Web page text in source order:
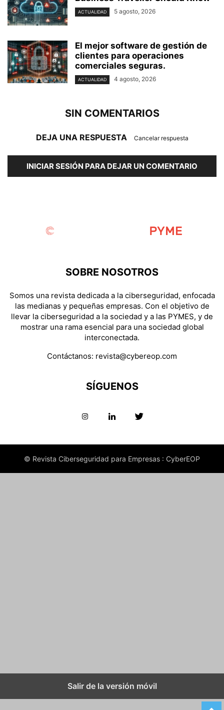
ACTUALIDAD 5 agosto, 2026
El mejor software de gestión de
clientes para operaciones
comerciales seguras.
ACTUALIDAD 4 agosto, 2026
SIN COMENTARIOS
DEJA UNA RESPUESTA Cancelar respuesta
INICIAR SESIÓN PARA DEJAR UN COMENTARIO
SOBRE NOSOTROS
Somos una revista dedicada a la ciberseguridad, enfocada
las medianas y pequeñas empresas. Con el objetivo de
llevar la ciberseguridad a la sociedad y a las PYMES, y de
mostrar una rama esencial para una sociedad global
interconectada.
Contáctanos: revista@cybereop.com
SÍGUENOS
© Revista Ciberseguridad para Empresas : CyberEOP
Salir de la versión móvil